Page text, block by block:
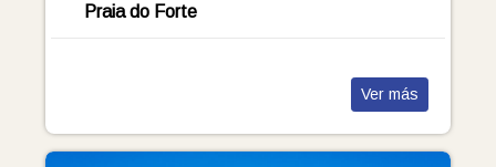
Praia do Forte
Ver más